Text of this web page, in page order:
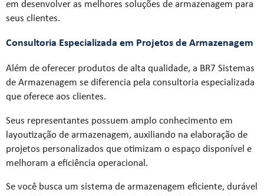
em desenvolver as melhores soluções de armazenagem para
seus clientes.
Consultoria Especializada em Projetos de Armazenagem
Além de oferecer produtos de alta qualidade, a BR7 Sistemas
de Armazenagem se diferencia pela consultoria especializada
que oferece aos clientes.
Seus representantes possuem amplo conhecimento em
layoutização de armazenagem, auxiliando na elaboração de
projetos personalizados que otimizam o espaço disponível e
melhoram a eficiência operacional.
Se você busca um sistema de armazenagem eficiente, durável